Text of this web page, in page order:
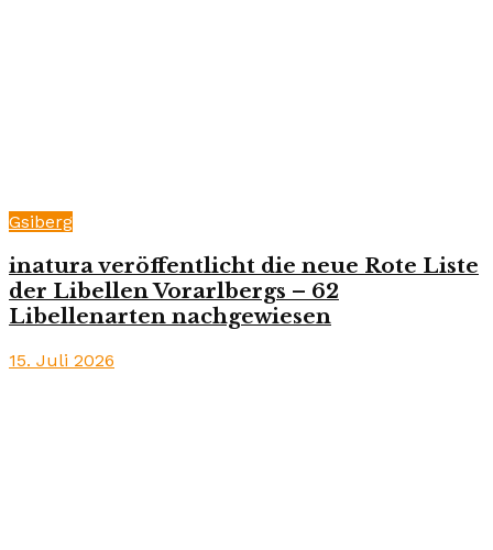
Gsiberg
inatura veröffentlicht die neue Rote Liste
der Libellen Vorarlbergs – 62
Libellenarten nachgewiesen
15. Juli 2026